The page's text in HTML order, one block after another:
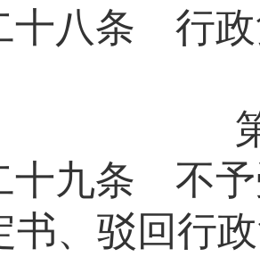
十八条 行政
十九条
不
书、驳回行